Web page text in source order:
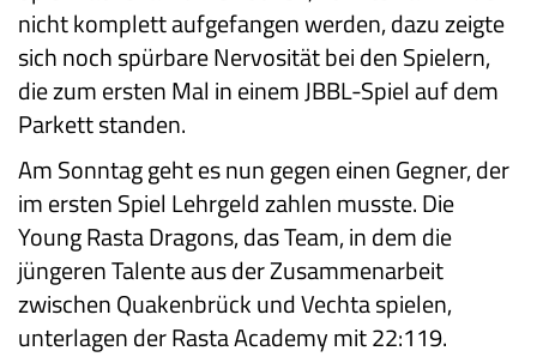
nicht komplett aufgefangen werden, dazu zeigte
sich noch spürbare Nervosität bei den Spielern,
die zum ersten Mal in einem JBBL-Spiel auf dem
Parkett standen.
Am Sonntag geht es nun gegen einen Gegner, der
im ersten Spiel Lehrgeld zahlen musste. Die
Young Rasta Dragons, das Team, in dem die
jüngeren Talente aus der Zusammenarbeit
zwischen Quakenbrück und Vechta spielen,
unterlagen der Rasta Academy mit 22:119.